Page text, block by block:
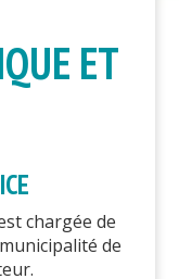
ET
chargée de
de